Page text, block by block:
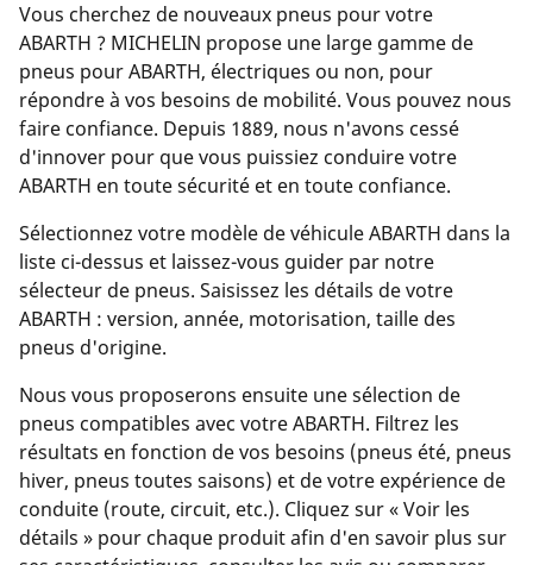
Vous cherchez de nouveaux pneus pour votre
ABARTH ? MICHELIN propose une large gamme de
pneus pour ABARTH, électriques ou non, pour
répondre à vos besoins de mobilité. Vous pouvez nous
faire confiance. Depuis 1889, nous n'avons cessé
d'innover pour que vous puissiez conduire votre
ABARTH en toute sécurité et en toute confiance.
Sélectionnez votre modèle de véhicule ABARTH dans la
liste ci-dessus et laissez-vous guider par notre
sélecteur de pneus. Saisissez les détails de votre
ABARTH : version, année, motorisation, taille des
pneus d'origine.
Nous vous proposerons ensuite une sélection de
pneus compatibles avec votre ABARTH. Filtrez les
résultats en fonction de vos besoins (pneus été, pneus
hiver, pneus toutes saisons) et de votre expérience de
conduite (route, circuit, etc.). Cliquez sur « Voir les
détails » pour chaque produit afin d'en savoir plus sur